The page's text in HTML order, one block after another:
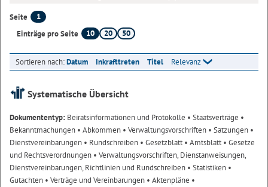
Seite
1
Einträge pro Seite
10 20 50
Sortieren nach:Datum Inkrafttreten Titel Relevanz
Systematische Übersicht
Dokumententyp: Beiratsinformationen und Protokolle • Staatsverträge •
Bekanntmachungen • Abkommen • Verwaltungsvorschriften • Satzungen •
Dienstvereinbarungen • Rundschreiben • Gesetzblatt• Amtsblatt• Gesetze
und Rechtsverordnungen • Verwaltungsvorschriften, Dienstanweisungen,
Dienstvereinbarungen, Richtlinien und Rundschreiben • Statistiken •
Gutachten • Verträge und Vereinbarungen • Aktenpläne •